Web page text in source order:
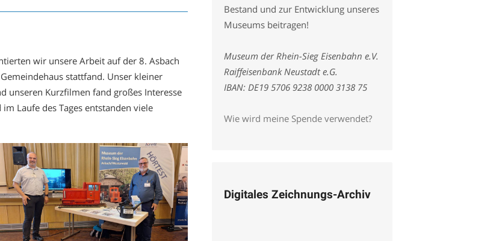
wir unsere Arbeit auf der 8. Asbach
stattfand. Unser kleiner
unseren Kurzfilmen fand großes Interesse
Laufe des Tages entstanden viele
Bestand und zur Entwicklung unseres
Museums beitragen!
Museum der Rhein-Sieg Eisenbahn e.V.
Raiffeisenbank Neustadt e.G.
IBAN: DE19 5706 9238 0000 3138 75
Wie wird meine Spende verwendet?
Digitales Zeichnungs-Archiv